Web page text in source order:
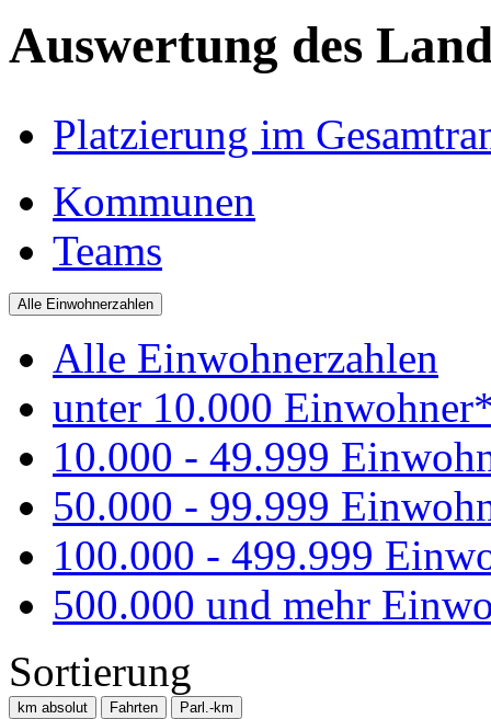
Auswertung des
Platzierung im
Kommunen
Teams
Alle Einwohnerzahlen
Alle Einwohnerzahlen
unter 10.000
10.000 - 49.999
50.000 - 99.999
100.000 - 499.999
500.000 und mehr
Sortierung
km absolut Fahrten Parl.-km